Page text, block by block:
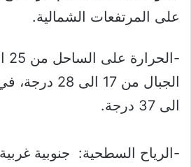
على المرتفعات الشمالية.
الى 37 درجة.
-الرياح السطحية: جنوبية غربية